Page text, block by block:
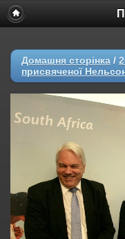
Домашня сторінка /
присвяченої